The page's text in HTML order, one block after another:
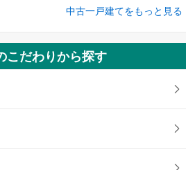
市中川原
万円
中古一戸建てをもっと見る
こだわりから探す